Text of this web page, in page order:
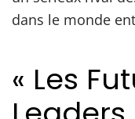
dans le monde
« Les